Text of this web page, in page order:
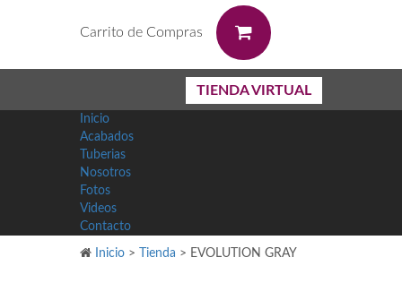
Carrito de Compras
TIENDA VIRTUAL
Inicio
Acabados
Tuberias
Nosotros
Fotos
Videos
Contacto
Inicio > Tienda > EVOLUTION GRAY